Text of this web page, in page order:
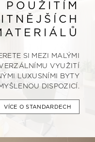
POUŽITÍM
SI MEZI MALÝMI
VYUŽITÍ
LUXUSNÍMI BYTY
DISPOZICÍ.
VÍCE O STANDARDECH